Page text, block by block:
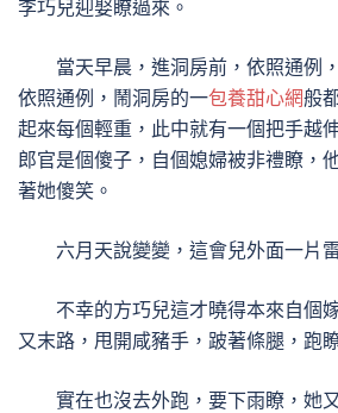
李巧兒迎娶瞭過來。
當天早晨，進洞房前，依照通例
依照通例，鬧洞房的一包養甜心網般
起來每個輕重，此中就有一個把手越
郎官是個傻子，自個媳婦被非禮瞭，
著她傻笑。
六月天說變變，這會兒外面一片雷
不幸的方巧兒這才曉得本來自個
又末路，甩開咸豬手，跛著條腿，跑
實在也沒去外跑，要下雨瞭，她又